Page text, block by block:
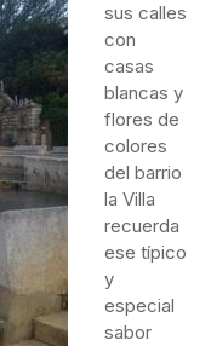
sus calles
con
casas
blancas y
flores de
colores
del barrio
la Villa
recuerda
ese típico
y
especial
sabor